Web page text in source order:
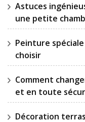
Astuces
une petite
Peinture
choisir
Comment
et en toute
Décoration